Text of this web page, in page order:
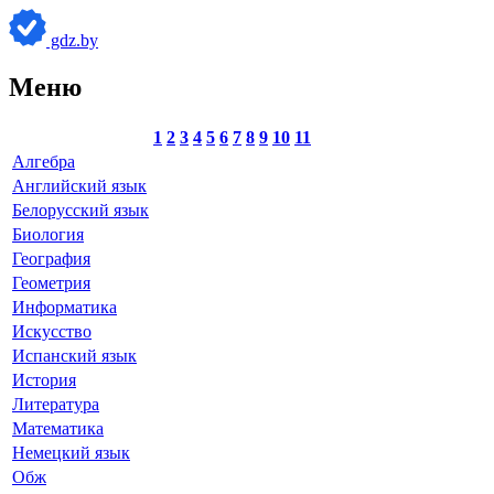
gdz.by
Меню
1 2 3 4 5 6 7 8 9 10 11
Алгебра
Английский язык
Белорусский язык
Биология
География
Геометрия
Информатика
Искусство
Испанский язык
История
Литература
Математика
Немецкий язык
Обж